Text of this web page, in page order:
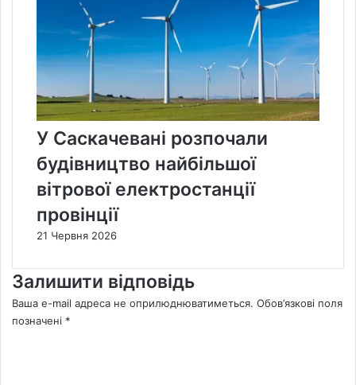
У Саскачевані розпочали
будівництво найбільшої
вітрової електростанції
провінції
21 Червня 2026
Залишити відповідь
Ваша e-mail адреса не оприлюднюватиметься. Обов’язкові поля
позначені *